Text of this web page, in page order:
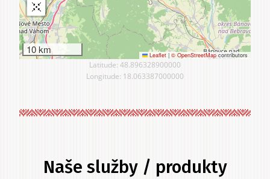
10 km Leaflet | © OpenStreetMapcontributors
Latitude: 48.896328900000
Longitude: 18.063387000000
Naše služby / produkty